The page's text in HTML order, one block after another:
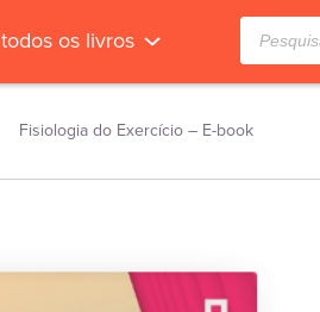
todos os livros Pesquisar
produtos
Fisiologia do Exercício – E-book